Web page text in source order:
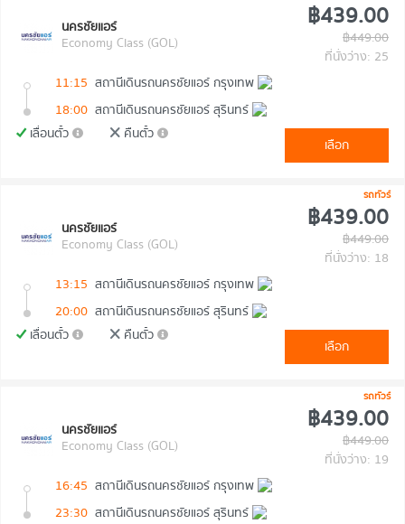
นครชัยแอร์
Economy Class (GOL)
฿439.00
฿449.00
ที่นั่งว่าง: 25
11:15 สถานีเดินรถนครชัยแอร์ กรุงเทพ
18:00 สถานีเดินรถนครชัยแอร์ สุรินทร์
เลื่อนตั๋ว
คืนตั๋ว
เลือก
รถทัวร์
นครชัยแอร์
Economy Class (GOL)
฿439.00
฿449.00
ที่นั่งว่าง: 18
13:15 สถานีเดินรถนครชัยแอร์ กรุงเทพ
20:00 สถานีเดินรถนครชัยแอร์ สุรินทร์
เลื่อนตั๋ว
คืนตั๋ว
เลือก
รถทัวร์
นครชัยแอร์
Economy Class (GOL)
฿439.00
฿449.00
ที่นั่งว่าง: 19
16:45 สถานีเดินรถนครชัยแอร์ กรุงเทพ
23:30 สถานีเดินรถนครชัยแอร์ สุรินทร์